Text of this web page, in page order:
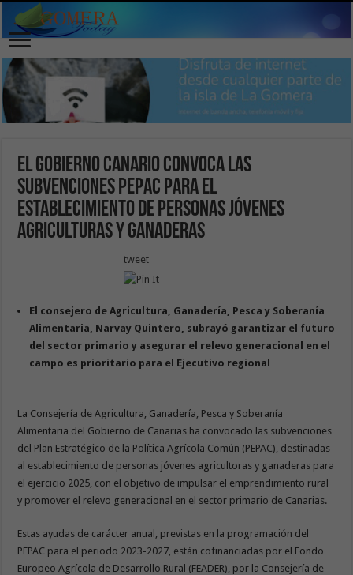
El Gobierno canario convoca las
subvenciones PEPAC para el
establecimiento de personas jóvenes
agriculturas y ganaderas
tweet
El consejero de Agricultura, Ganadería, Pesca y Soberanía
Alimentaria, Narvay Quintero, subrayó garantizar el futuro
del sector primario y asegurar el relevo generacional en el
campo es prioritario para el Ejecutivo regional
La Consejería de Agricultura, Ganadería, Pesca y Soberanía
Alimentaria del Gobierno de Canarias ha convocado las subvenciones
del Plan Estratégico de la Política Agrícola Común (PEPAC), destinadas
al establecimiento de personas jóvenes agricultoras y ganaderas para
el ejercicio 2025, con el objetivo de impulsar el emprendimiento rural
y promover el relevo generacional en el sector primario de Canarias.
Estas ayudas de carácter anual, previstas en la programación del
PEPAC para el periodo 2023-2027, están cofinanciadas por el Fondo
Europeo Agrícola de Desarrollo Rural (FEADER), por la Consejería de